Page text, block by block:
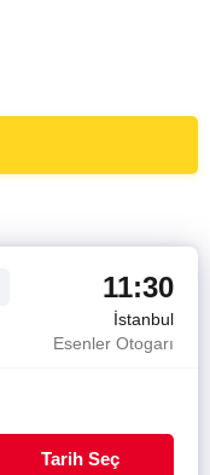
11:30
İstanbul
Esenler Otogarı
Tarih Seç